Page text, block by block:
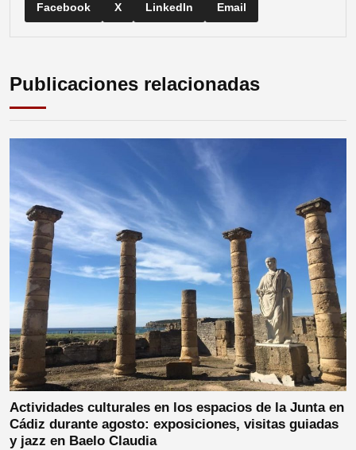
Facebook X LinkedIn Email
Publicaciones relacionadas
Actividades culturales en los espacios de la Junta en
Cádiz durante agosto: exposiciones, visitas guiadas
y jazz en Baelo Claudia